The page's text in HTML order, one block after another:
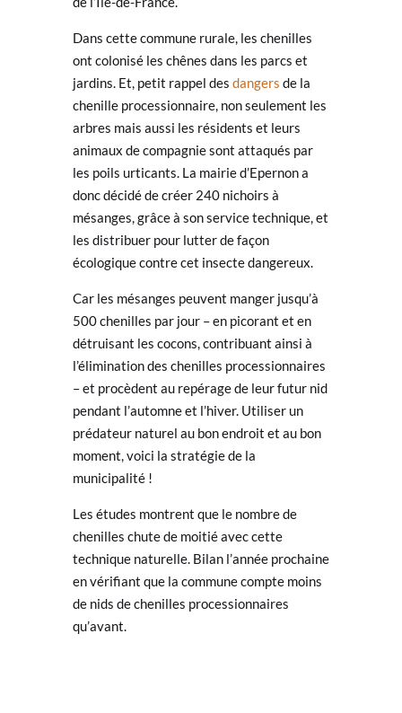
Dans cette commune rurale, les chenilles
ont colonisé les chênes dans les parcs et
jardins. Et, petit rappel des dangers de la
chenille processionnaire, non seulement les
arbres mais aussi les résidents et leurs
animaux de compagnie sont attaqués par
les poils urticants. La mairie d’Epernon a
donc décidé de créer 240 nichoirs à
mésanges, grâce à son service technique, et
les distribuer pour lutter de façon
écologique contre cet insecte dangereux.
Car les mésanges peuvent manger jusqu’à
500 chenilles par jour – en picorant et en
détruisant les cocons, contribuant ainsi à
l’élimination des chenilles processionnaires
– et procèdent au repérage de leur futur nid
pendant l’automne et l’hiver. Utiliser un
prédateur naturel au bon endroit et au bon
moment, voici la stratégie de la
municipalité !
Les études montrent que le nombre de
chenilles chute de moitié avec cette
technique naturelle. Bilan l’année prochaine
en vérifiant que la commune compte moins
de nids de chenilles processionnaires
qu’avant.